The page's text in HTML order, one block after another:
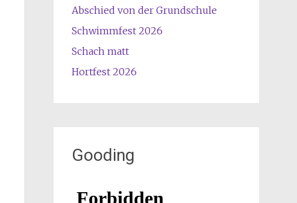
Abschied von der Grundschule
Schwimmfest 2026
Schach matt
Hortfest 2026
Gooding